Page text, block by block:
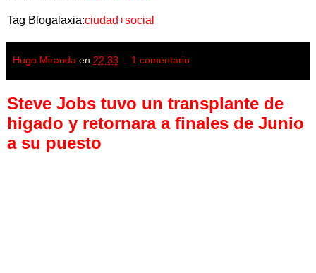
Tag Blogalaxia:ciudad+social
Hugo Miranda en 22:33 1 comentario:
Steve Jobs tuvo un transplante de
higado y retornara a finales de Junio
a su puesto